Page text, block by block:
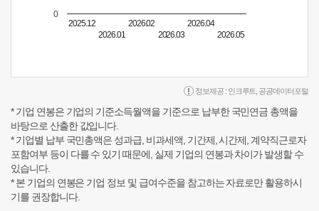
2025.12
2026.01
2026.02
2026.03
2026.04
2026.05
0
정보제공 : 인크루트 공공데이터포털
* 기업 연봉은 기업의 기준소득월액을 기준으로 납부한 국민연금 총액을
바탕으로 산출한 값입니다.
* 기업별 납부 국민총액은 성과급, 비과세액, 기간제, 시간제, 계약직근로자
포함여부 등이 다를 수 있기 때문에, 실제 기업의 연봉과 차이가 발생할 수
있습니다.
* 본 기업의 연봉은 기업 정보 및 급여수준을 참고하는 자료로만 활용하시
기를 권장합니다.